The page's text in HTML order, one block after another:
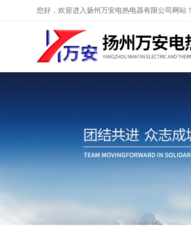
您好，欢迎进入扬州万安电热电器有限公司网站！